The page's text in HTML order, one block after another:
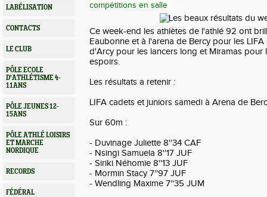
LABÉLISATION
CONTACTS
LE CLUB
PÔLE ECOLE
D'ATHLÉTISME 4-
11ANS
PÔLE JEUNES 12-
15ANS
PÔLE ATHLÉ LOISIRS
ET MARCHE
NORDIQUE
RECORDS
FÉDÉRAL
compétitions en salle
Ce week-end les athlètes de l'athlé 92 ont
Eaubonne et à l'arena de Bercy pour les
d'Arcy pour les lancers long et Miramas pour
espoirs.
Les résultats a retenir :
LIFA cadets et juniors samedi à Arena de
Sur 60m :
- Duvinage Juliette 8''34 CAF
- Nsingi Samuela 8''17 JUF
- Siriki Néhomie 8''13 JUF
- Mormin Stacy 7''97 JUF
- Wendling Maxime 7''35 JUM